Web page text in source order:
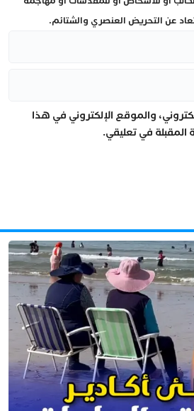
عن التحريض العنصري والشتائم.
والموقع الإلكتروني في هذا
المقبلة في تعليقي.